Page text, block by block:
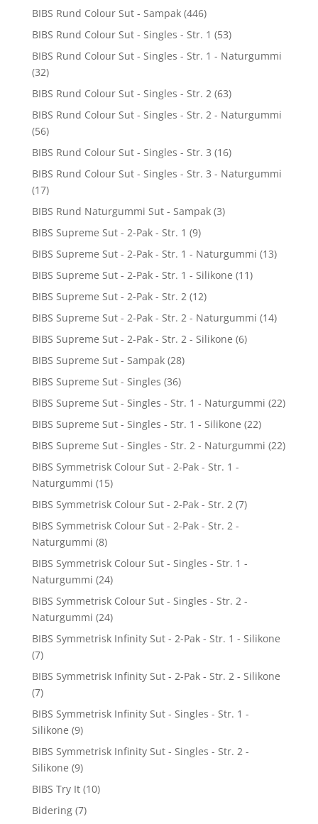
BIBS Rund Colour Sut - Sampak (446)
BIBS Rund Colour Sut - Singles - Str. 1 (53)
BIBS Rund Colour Sut - Singles - Str. 1 - Naturgummi
(32)
BIBS Rund Colour Sut - Singles - Str. 2 (63)
BIBS Rund Colour Sut - Singles - Str. 2 - Naturgummi
(56)
BIBS Rund Colour Sut - Singles - Str. 3 (16)
BIBS Rund Colour Sut - Singles - Str. 3 - Naturgummi
(17)
BIBS Rund Naturgummi Sut - Sampak (3)
BIBS Supreme Sut - 2-Pak - Str. 1 (9)
BIBS Supreme Sut - 2-Pak - Str. 1 - Naturgummi (13)
BIBS Supreme Sut - 2-Pak - Str. 1 - Silikone (11)
BIBS Supreme Sut - 2-Pak - Str. 2 (12)
BIBS Supreme Sut - 2-Pak - Str. 2 - Naturgummi (14)
BIBS Supreme Sut - 2-Pak - Str. 2 - Silikone (6)
BIBS Supreme Sut - Sampak (28)
BIBS Supreme Sut - Singles (36)
BIBS Supreme Sut - Singles - Str. 1 - Naturgummi (22)
BIBS Supreme Sut - Singles - Str. 1 - Silikone (22)
BIBS Supreme Sut - Singles - Str. 2 - Naturgummi (22)
BIBS Symmetrisk Colour Sut - 2-Pak - Str. 1 -
Naturgummi (15)
BIBS Symmetrisk Colour Sut - 2-Pak - Str. 2 (7)
BIBS Symmetrisk Colour Sut - 2-Pak - Str. 2 -
Naturgummi (8)
BIBS Symmetrisk Colour Sut - Singles - Str. 1 -
Naturgummi (24)
BIBS Symmetrisk Colour Sut - Singles - Str. 2 -
Naturgummi (24)
BIBS Symmetrisk Infinity Sut - 2-Pak - Str. 1 - Silikone
(7)
BIBS Symmetrisk Infinity Sut - 2-Pak - Str. 2 - Silikone
(7)
BIBS Symmetrisk Infinity Sut - Singles - Str. 1 -
Silikone (9)
BIBS Symmetrisk Infinity Sut - Singles - Str. 2 -
Silikone (9)
BIBS Try It (10)
Bidering (7)